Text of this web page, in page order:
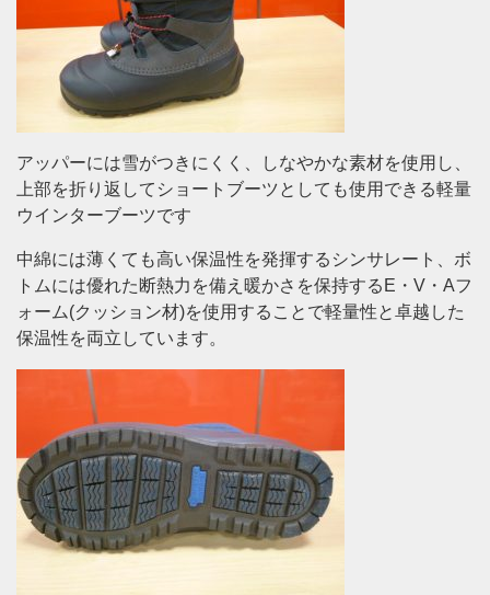
アッパーには雪がつきにくく、しなやかな素材を使用し、
上部を折り返してショートブーツとしても使用できる軽量
ウインターブーツです
中綿には薄くても高い保温性を発揮するシンサレート、ボ
トムには優れた断熱力を備え暖かさを保持するE・V・Aフ
ォーム(クッション材)を使用することで軽量性と卓越した
保温性を両立しています。